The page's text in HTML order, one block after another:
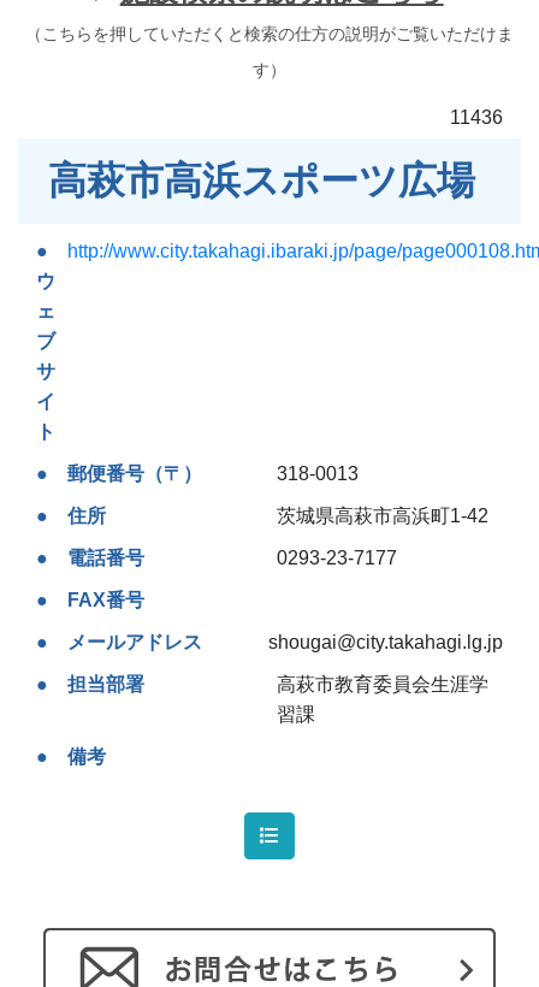
（こちらを押していただくと検索の仕方の説明がご覧いただけま
す）
11436
高萩市高浜スポーツ広場
ウ
ェ
ブ
サ
イ
ト
http://www.city.takahagi.ibaraki.jp/page/
郵便番号（〒） 318-0013
住所 茨城県高萩市高浜町1-42
電話番号 0293-23-7177
FAX番号
メールアドレス shougai@city.takahagi.lg.jp
担当部署
高萩市教育委員会生涯学
習課
備考